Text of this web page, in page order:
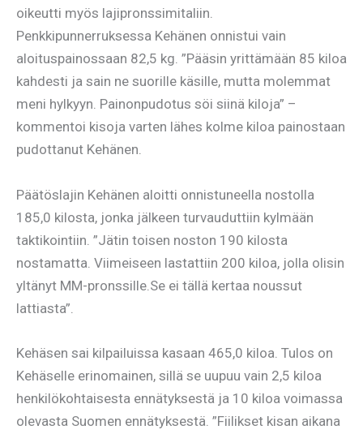
oikeutti myös lajipronssimitaliin.
Penkkipunnerruksessa Kehänen onnistui vain
aloituspainossaan 82,5 kg. ”Pääsin yrittämään 85 kiloa
kahdesti ja sain ne suorille käsille, mutta molemmat
meni hylkyyn. Painonpudotus söi siinä kiloja” –
kommentoi kisoja varten lähes kolme kiloa painostaan
pudottanut Kehänen.
Päätöslajin Kehänen aloitti onnistuneella nostolla
185,0 kilosta, jonka jälkeen turvauduttiin kylmään
taktikointiin. ”Jätin toisen noston 190 kilosta
nostamatta. Viimeiseen lastattiin 200 kiloa, jolla olisin
yltänyt MM-pronssille.Se ei tällä kertaa noussut
lattiasta”.
Kehäsen sai kilpailuissa kasaan 465,0 kiloa. Tulos on
Kehäselle erinomainen, sillä se uupuu vain 2,5 kiloa
henkilökohtaisesta ennätyksestä ja 10 kiloa voimassa
olevasta Suomen ennätyksestä. ”Fiilikset kisan aikana